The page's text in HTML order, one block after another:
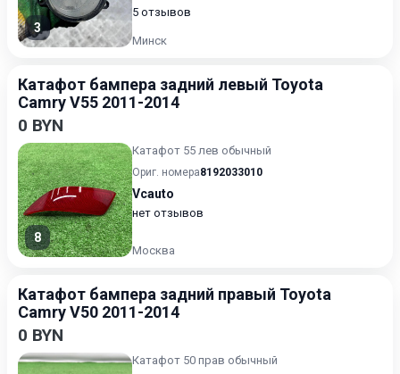
3
5 отзывов
Минск
Катафот бампера задний левый Toyota
Camry V55 2011-2014
0 BYN
8
Катафот 55 лев обычный
Ориг. номера8192033010
Vcauto
нет отзывов
Москва
Катафот бампера задний правый Toyota
Camry V50 2011-2014
0 BYN
Катафот 50 прав обычный